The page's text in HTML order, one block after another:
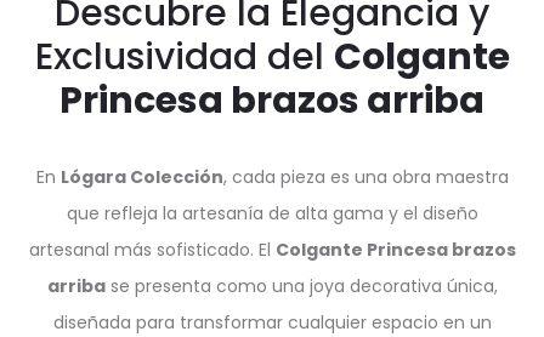
Descubre la Elegancia y
Exclusividad del Colgante
Princesa brazos arriba
En Lógara Colección, cada pieza es una obra maestra
que refleja la artesanía de alta gama y el diseño
artesanal más sofisticado. El Colgante Princesa brazos
arribase presenta como una joya decorativa única,
diseñada para transformar cualquier espacio en un